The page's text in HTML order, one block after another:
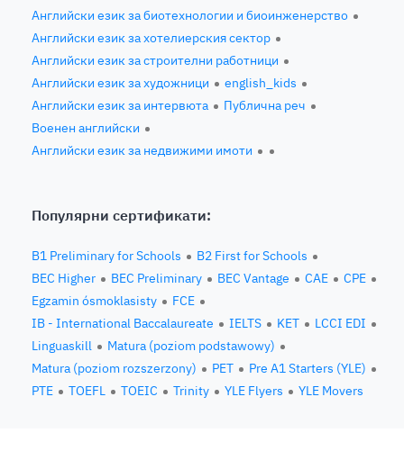
Английски език за биотехнологии и биоинженерство
Английски език за хотелиерския сектор
Английски език за строителни работници
Английски език за художници
english_kids
Английски език за интервюта
Публична реч
Военен английски
Английски език за недвижими имоти
Популярни сертификати:
B1 Preliminary for Schools
B2 First for Schools
BEC Higher
BEC Preliminary BEC Vantage CAE
CPE
Egzamin ósmoklasisty
FCE
IB - International Baccalaureate
IELTS KET
LCCI EDI
Linguaskill
Matura (poziom podstawowy)
Matura (poziom rozszerzony)
PET
Pre A1 Starters (YLE)
PTE
TOEFL TOEIC Trinity YLE Flyers YLE Movers